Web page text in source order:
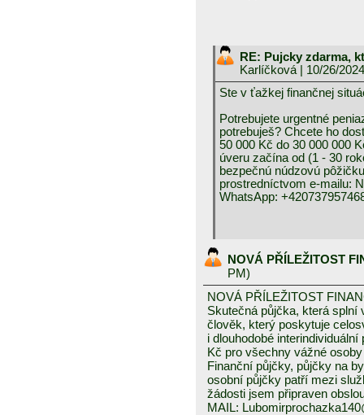
RE: Pujcky zdarma,
Karlíčková | 10/26/
Ste v ťažkej finančnej
Potrebujete urgentné
potrebuješ? Chcete ho
50 000 Kč do 30 000 000
úveru začína od (1 - 30
bezpečnú núdzovú
prostredníctvom e-mailu:
WhatsApp:
NOVÁ PŘÍLEŽITOST
PM)
NOVÁ PŘÍLEŽITOST
Skutečná půjčka, která
člověk, který poskytuje
i dlouhodobé
Kč pro všechny vážné
Finanční půjčky, půjčky na
osobní půjčky patří mezi
žádosti jsem připraven
MAIL: